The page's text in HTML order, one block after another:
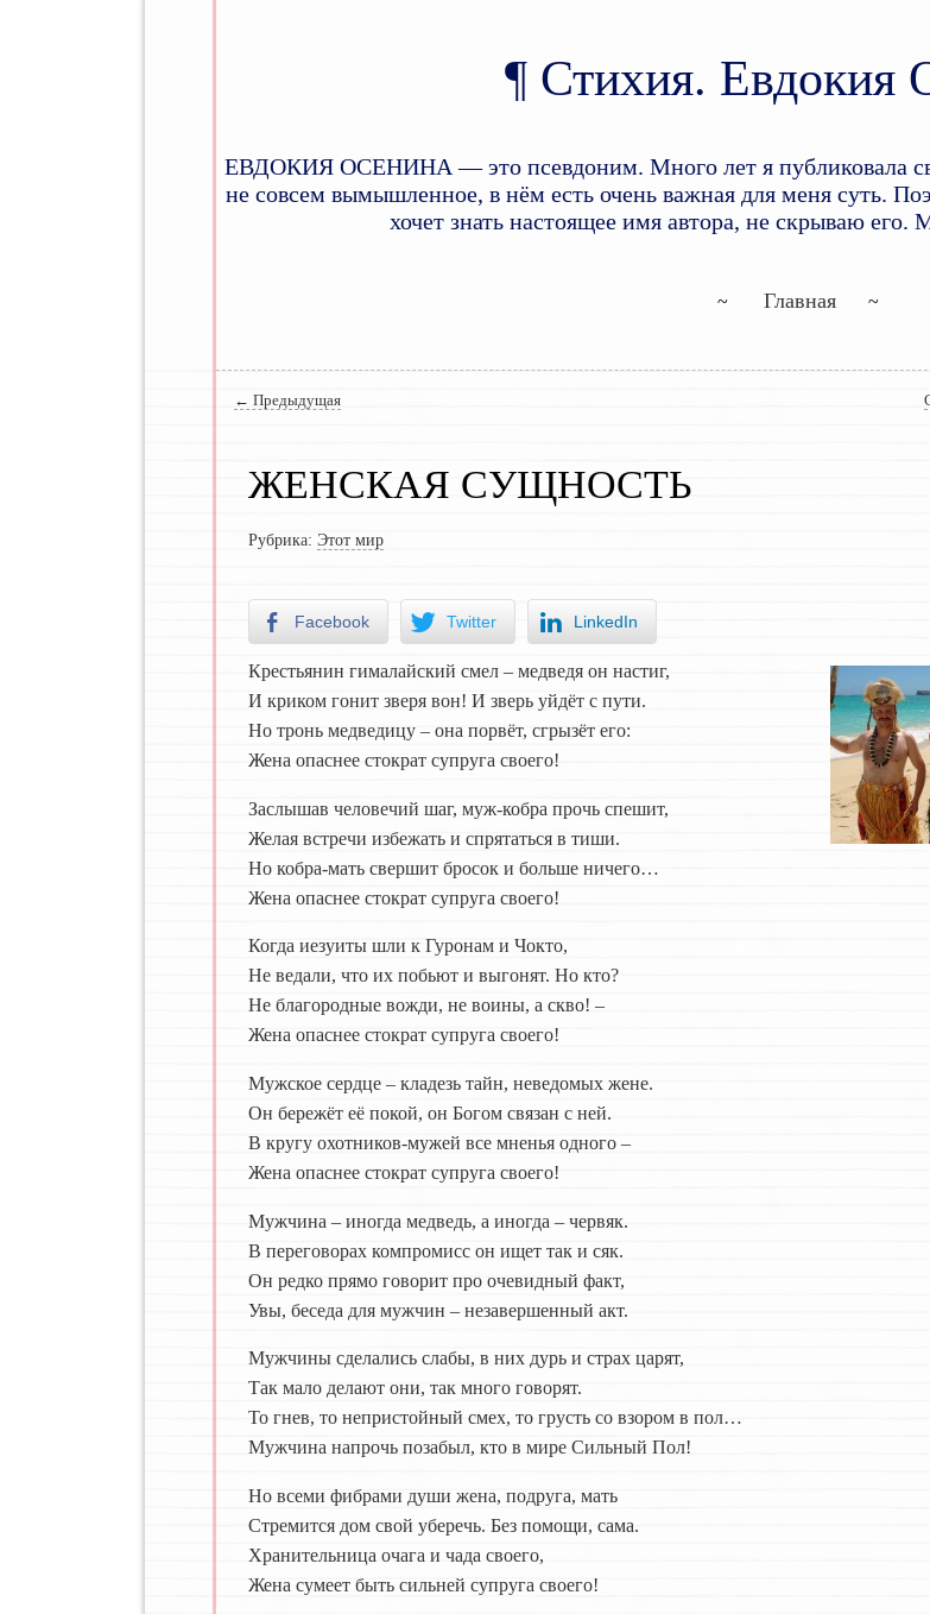
Стихия. Евдокия
ЕВДОКИЯ ОСЕНИНА — это псевдоним. Много лет я публиковала
не совсем вымышленное, в нём есть очень важная для меня суть.
хочет знать настоящее имя автора, не скрываю его.
Перейти к
Перейти к
Главная
Навигация по записям
← Предыдущая
ЖЕНСКАЯ СУЩНОСТЬ
Рубрика: Этот мир
Facebook Twitter LinkedIn
Крестьянин гималайский смел – медведя он настиг,
И криком гонит зверя вон! И зверь уйдёт с пути.
Но тронь медведицу – она порвёт, сгрызёт его:
Жена опаснее стократ супруга своего!
Заслышав человечий шаг, муж-кобра прочь спешит,
Желая встречи избежать и спрятаться в тиши.
Но кобра-мать свершит бросок и больше ничего…
Жена опаснее стократ супруга своего!
Когда иезуиты шли к Гуронам и Чокто,
Не ведали, что их побьют и выгонят. Но кто?
Не благородные вожди, не воины, а скво! –
Жена опаснее стократ супруга своего!
Мужское сердце – кладезь тайн, неведомых жене.
Он бережёт её покой, он Богом связан с ней.
В кругу охотников-мужей все мненья одного –
Жена опаснее стократ супруга своего!
Мужчина – иногда медведь, а иногда – червяк.
В переговорах компромисс он ищет так и сяк.
Он редко прямо говорит про очевидный факт,
Увы, беседа для мужчин – незавершенный акт.
Мужчины сделались слабы, в них дурь и страх царят,
Так мало делают они, так много говорят.
То гнев, то непристойный смех, то грусть со взором в пол…
Мужчина напрочь позабыл, кто в мире Сильный Пол!
Но всеми фибрами души жена, подруга, мать
Стремится дом свой уберечь. Без помощи, сама.
Хранительница очага и чада своего,
Жена сумеет быть сильней супруга своего!